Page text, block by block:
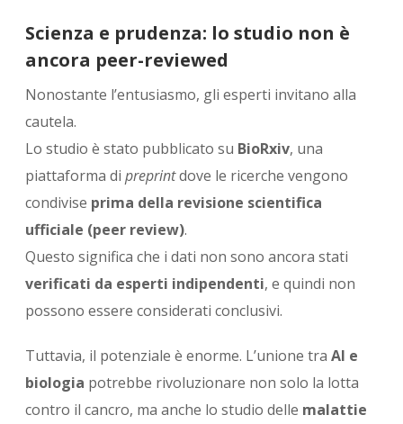
Scienza e prudenza: lo studio non è
ancora peer-reviewed
Nonostante l’entusiasmo, gli esperti invitano alla
cautela.
Lo studio è stato pubblicato su BioRxiv, una
piattaforma di preprintdove le ricerche vengono
condivise prima della revisione scientifica
ufficiale (peer review).
Questo significa che i dati non sono ancora stati
verificati da esperti indipendenti, e quindi non
possono essere considerati conclusivi.
Tuttavia, il potenziale è enorme. L’unione tra AI e
biologia potrebbe rivoluzionare non solo la lotta
contro il cancro, ma anche lo studio delle malattie